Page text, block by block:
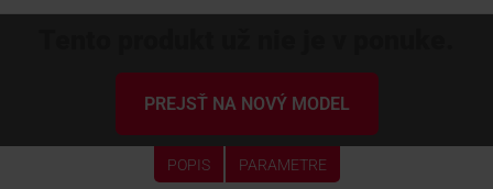
PREJSŤ NA NOVÝ MODEL
POPIS PARAMETRE